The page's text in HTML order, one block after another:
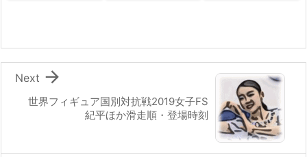
世界フィギュア国別対抗戦2019女子FS
紀平ほか滑走順・登場時刻

Next